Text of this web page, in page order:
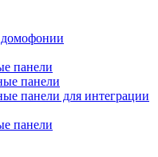
домофонии
панели
панели
панели для интеграции
панели